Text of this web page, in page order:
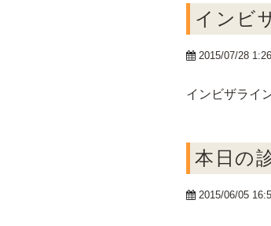
インビ
2015/07/28
インビザライ
本日の
2015/06/05